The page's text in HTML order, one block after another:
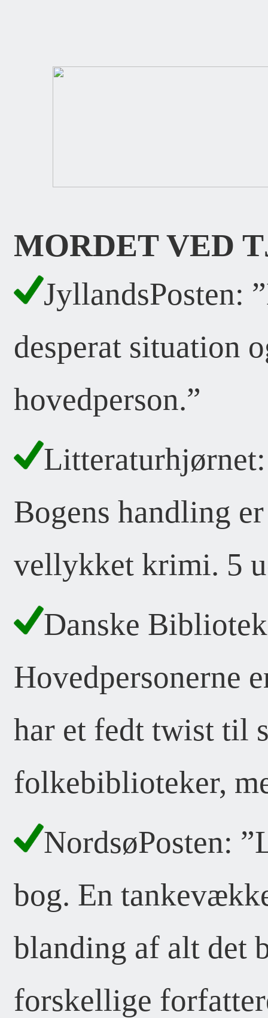
MORDET VED
JyllandsPosten:
desperat situation
hovedperson.”
Bogens handling
vellykket krimi. 5
Danske
Hovedpersonerne
har et fedt twist til
folkebiblioteker,
NordsøPosten:
bog. En
blanding af alt det
forskellige